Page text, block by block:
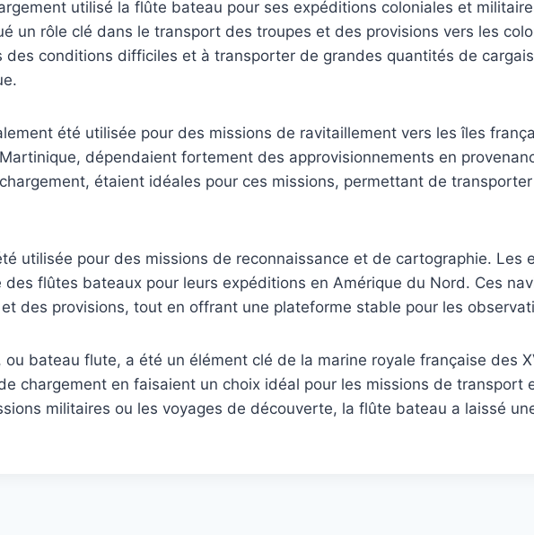
utilisé la flûte bateau pour ses expéditions coloniales et
un rôle clé dans le transport des troupes et des provisions vers les
des conditions difficiles et à transporter de grandes quantités de
été utilisée pour des missions de ravitaillement vers les îles
dépendaient fortement des approvisionnements en
étaient idéales pour ces missions, permettant de
utilisée pour des missions de reconnaissance et de cartographie. Les
des flûtes bateaux pour leurs expéditions en Amérique du Nord. Ces
des provisions, tout en offrant une plateforme stable pour les
bateau flute, a été un élément clé de la marine royale française des
chargement en faisaient un choix idéal pour les missions de transport
militaires ou les voyages de découverte, la flûte bateau a laissé